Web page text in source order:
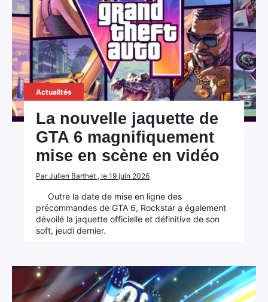
Actualités
La nouvelle jaquette de
GTA 6 magnifiquement
mise en scène en vidéo
Par Julien Barthet , le 19 juin 2026
Outre la date de mise en ligne des
précommandes de GTA 6, Rockstar a également
dévoilé la jaquette officielle et définitive de son
soft, jeudi dernier.